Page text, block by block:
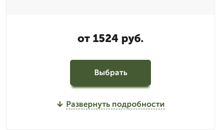
от 1524 руб.
Выбрать
Развернуть подробности